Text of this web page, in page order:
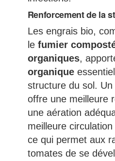
Renforcement de la
Les engrais bio,
le fumier
organiques,
organique
structure du sol.
offre une meilleure
une aération
meilleure
ce qui permet aux
tomates de se